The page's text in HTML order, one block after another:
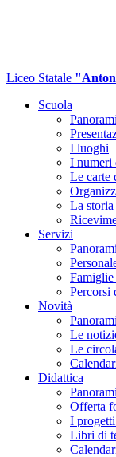
Liceo Statale
Scuola
I luoghi
I numeri
Le carte
La storia
Servizi
Famiglie
Percorsi
Novità
Le
Le
Didattica
Offerta
I
Libri di